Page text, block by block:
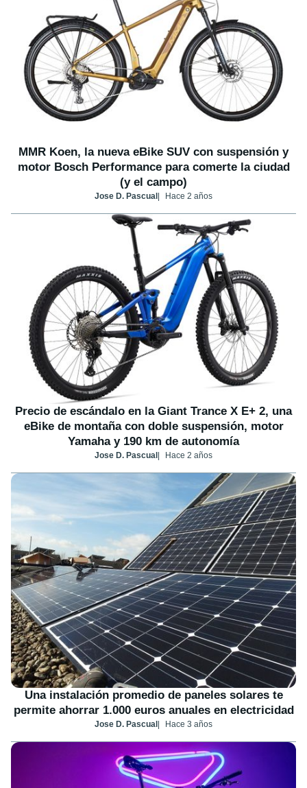
MMR Koen, la nueva eBike SUV con suspensión y
motor Bosch Performance para comerte la ciudad
(y el campo)
Jose D. Pascual Hace 2 años
Precio de escándalo en la Giant Trance X E+ 2, una
eBike de montaña con doble suspensión, motor
Yamaha y 190 km de autonomía
Jose D. Pascual Hace 2 años
Una instalación promedio de paneles solares te
permite ahorrar 1.000 euros anuales en electricidad
Jose D. Pascual Hace 3 años